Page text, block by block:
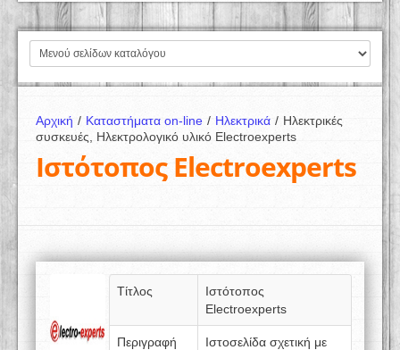
Αρχική / Καταστήματα on-line / Ηλεκτρικά / Ηλεκτρικές
συσκευές, Ηλεκτρολογικό υλικό Electroexperts
Ιστότοπος Electroexperts
Τίτλος
Ιστότοπος
Electroexperts
Περιγραφή
Ιστοσελίδα σχετική με